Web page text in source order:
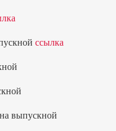
ссылка
выпускной